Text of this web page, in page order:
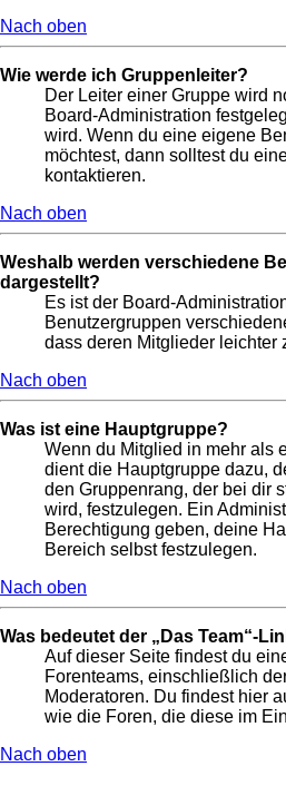
Nach oben
Wie werde ich Gruppenleiter?
Der Leiter einer Gruppe wird
Board-Administration
wird. Wenn du eine eigene
möchtest, dann solltest du
kontaktieren.
Nach oben
Weshalb werden verschiedene
dargestellt?
Es ist der Board-
Benutzergruppen
dass deren Mitglieder leichter
Nach oben
Was ist eine Hauptgruppe?
Wenn du Mitglied in mehr als
dient die Hauptgruppe dazu,
den Gruppenrang, der bei dir
wird, festzulegen. Ein
Berechtigung geben, deine
Bereich selbst festzulegen.
Nach oben
Was bedeutet der „Das Team“-
Auf dieser Seite findest du
Forenteams, einschließlich
Moderatoren. Du findest hier
wie die Foren, die diese im
Nach oben